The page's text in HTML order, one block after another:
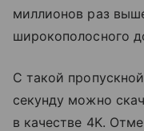
миллионов раз
широкополосного
С такой
секунду можно
в качестве 4K.